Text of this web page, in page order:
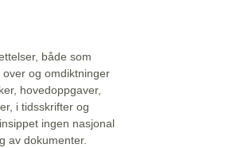
både som
og omdiktninger
hovedoppgaver,
i tidsskrifter og
ingen nasjonal
av dokumenter.